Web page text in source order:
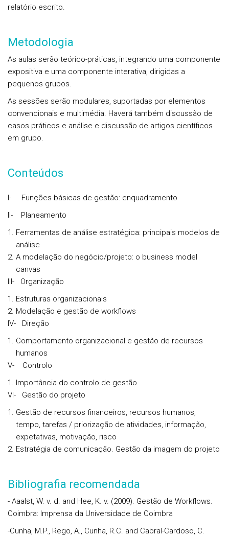
relatório escrito.
Metodologia
As aulas serão teórico-práticas, integrando uma componente
expositiva e uma componente interativa, dirigidas a
pequenos grupos.
As sessões serão modulares, suportadas por elementos
convencionais e multimédia. Haverá também discussão de
casos práticos e análise e discussão de artigos científicos
em grupo.
Conteúdos
I- Funções básicas de gestão: enquadramento
II- Planeamento
Ferramentas de análise estratégica: principais modelos de
análise
A modelação do negócio/projeto: o business model
canvas
III- Organização
Estruturas organizacionais
Modelação e gestão de workflows
IV- Direção
Comportamento organizacional e gestão de recursos
humanos
V- Controlo
Importância do controlo de gestão
VI- Gestão do projeto
Gestão de recursos financeiros, recursos humanos,
tempo, tarefas / priorização de atividades, informação,
expetativas, motivação, risco
Estratégia de comunicação. Gestão da imagem do projeto
Bibliografia recomendada
- Aaalst, W. v. d. and Hee, K. v. (2009). Gestão de Workflows.
Coimbra: Imprensa da Universidade de Coimbra
-Cunha, M.P., Rego, A., Cunha, R.C. and Cabral-Cardoso, C.